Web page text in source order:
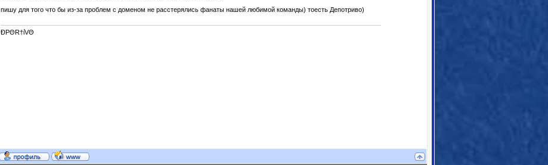
пишу для того что бы из-за проблем с доменом не расстерялись фанаты нашей любимой команды) тоесть Депотриво)
ĐPΘR†ίVΘ